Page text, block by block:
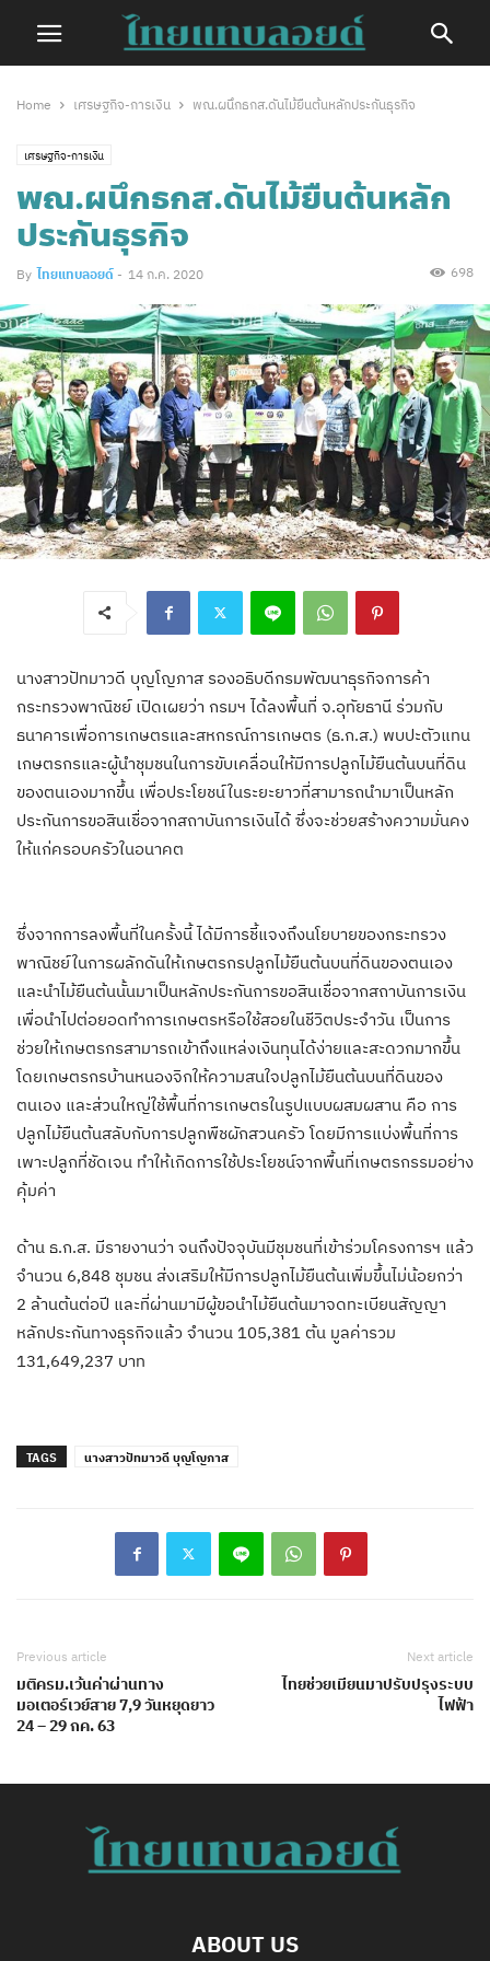
Home เศรษฐกิจ-การเงิน พณ.ผนึกธกส.ดันไม้ยืนต้นหลักประกันธุรกิจ
เศรษฐกิจ-การเงิน
พณ.ผนึกธกส.ดันไม้ยืนต้นหลัก
ประกันธุรกิจ
By ไทยแทบลอยด์ - 14 ก.ค. 2020 698
นางสาวปัทมาวดี บุญโญภาส รองอธิบดีกรมพัฒนาธุรกิจการค้า
กระทรวงพาณิชย์ เปิดเผยว่า กรมฯ ได้ลงพื้นที่ จ.อุทัยธานี ร่วมกับ
ธนาคารเพื่อการเกษตรและสหกรณ์การเกษตร (ธ.ก.ส.) พบปะตัวแทน
เกษตรกรและผู้นำชุมชนในการขับเคลื่อนให้มีการปลูกไม้ยืนต้นบนที่ดิน
ของตนเองมากขึ้น เพื่อประโยชน์ในระยะยาวที่สามารถนำมาเป็นหลัก
ประกันการขอสินเชื่อจากสถาบันการเงินได้ ซึ่งจะช่วยสร้างความมั่นคง
ให้แก่ครอบครัวในอนาคต
ซึ่งจากการลงพื้นที่ในครั้งนี้ ได้มีการชี้แจงถึงนโยบายของกระทรวง
พาณิชย์ในการผลักดันให้เกษตรกรปลูกไม้ยืนต้นบนที่ดินของตนเอง
และนำไม้ยืนต้นนั้นมาเป็นหลักประกันการขอสินเชื่อจากสถาบันการเงิน
เพื่อนำไปต่อยอดทำการเกษตรหรือใช้สอยในชีวิตประจำวัน เป็นการ
ช่วยให้เกษตรกรสามารถเข้าถึงแหล่งเงินทุนได้ง่ายและสะดวกมากขึ้น
โดยเกษตรกรบ้านหนองจิกให้ความสนใจปลูกไม้ยืนต้นบนที่ดินของ
ตนเอง และส่วนใหญ่ใช้พื้นที่การเกษตรในรูปแบบผสมผสาน คือ การ
ปลูกไม้ยืนต้นสลับกับการปลูกพืชผักสวนครัว โดยมีการแบ่งพื้นที่การ
เพาะปลูกที่ชัดเจน ทำให้เกิดการใช้ประโยชน์จากพื้นที่เกษตรกรรมอย่าง
คุ้มค่า
ด้าน ธ.ก.ส. มีรายงานว่า จนถึงปัจจุบันมีชุมชนที่เข้าร่วมโครงการฯ แล้ว
จำนวน 6,848 ชุมชน ส่งเสริมให้มีการปลูกไม้ยืนต้นเพิ่มขึ้นไม่น้อยกว่า
2 ล้านต้นต่อปี และที่ผ่านมามีผู้ขอนำไม้ยืนต้นมาจดทะเบียนสัญญา
หลักประกันทางธุรกิจแล้ว จำนวน 105,381 ต้น มูลค่ารวม
131,649,237 บาท
TAGS นางสาวปัทมาวดี บุญโญภาส
Previous article
มติครม.เว้นค่าผ่านทาง
มอเตอร์เวย์สาย 7,9 วันหยุดยาว
24 – 29 กค. 63
Next article
ไทยช่วยเมียนมาปรับปรุงระบบ
ไฟฟ้า
ABOUT US